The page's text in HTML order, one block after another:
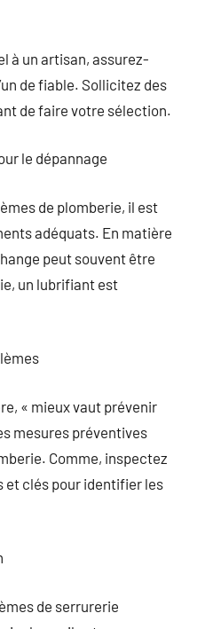
à un artisan, assurez-
de fiable. Sollicitez des
de faire votre sélection.
le dépannage
de plomberie, il est
adéquats. En matière
peut souvent être
un lubrifiant est
« mieux vaut prévenir
mesures préventives
Comme, inspectez
et clés pour identifier les
de serrurerie